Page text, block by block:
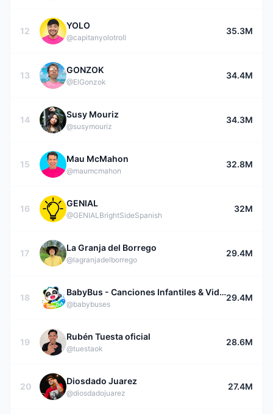
12
YOLO
@capitanyolotroll
35.3M
13
GONZOK
@ElGonzok
34.4M
14
Susy Mouriz
@susymouriz
34.3M
15
Mau McMahon
@maumcmahon
32.8M
16
GENIAL
@GENIALBrightSideSpanish
32M
17
La Granja del Borrego
@lagranjadelborrego
29.4M
18
BabyBus - Canciones Infantiles & Videos para Niños
@babybuses
29.4M
19
Rubén Tuesta oficial
@tuestaok
28.6M
20
Diosdado Juarez
@diosdadojuarez
27.4M